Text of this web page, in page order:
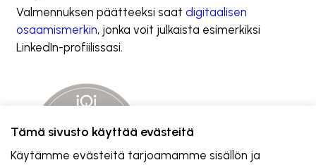
Valmennuksen päätteeksi saat digitaalisen
osaamismerkin, jonka voit julkaista esimerkiksi
LinkedIn-profiilissasi.
Tämä sivusto käyttää evästeitä
Käytämme evästeitä tarjoamamme sisällön ja